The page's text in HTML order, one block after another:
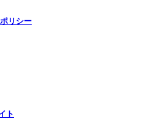
リシー
ト